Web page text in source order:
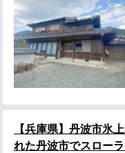
【兵庫県】丹波市氷
れた丹波市でスロー